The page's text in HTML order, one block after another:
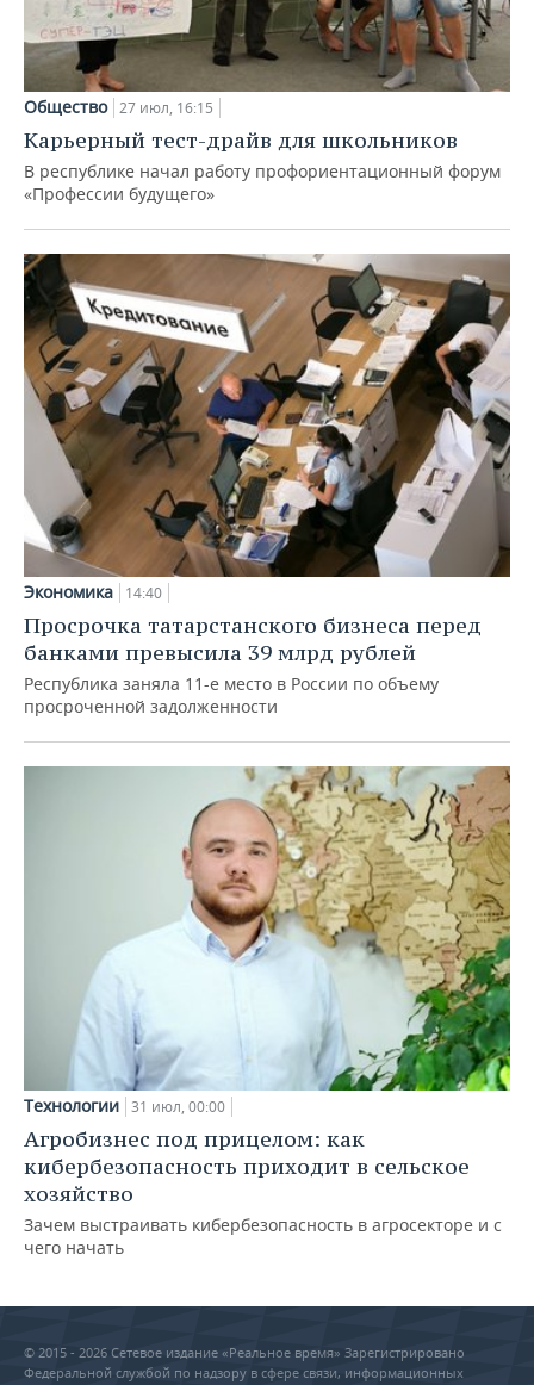
Общество 27 июл, 16:15
Карьерный тест-драйв для школьников
В республике начал работу профориентационный форум
«Профессии будущего»
Экономика 14:40
Просрочка татарстанского бизнеса перед
банками превысила 39 млрд рублей
Республика заняла 11-е место в России по объему
просроченной задолженности
Технологии 31 июл, 00:00
Агробизнес под прицелом: как
кибербезопасность приходит в сельское
хозяйство
Зачем выстраивать кибербезопасность в агросекторе и с
чего начать
© 2015 - 2026 Сетевое издание «Реальное время» Зарегистрировано
Федеральной службой по надзору в сфере связи, информационных